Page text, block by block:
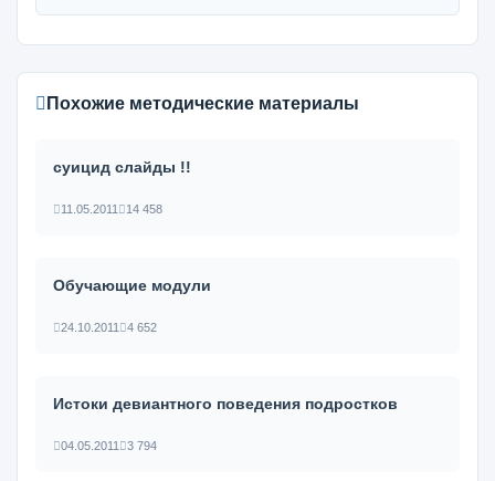
Похожие методические материалы
суицид слайды !!
11.05.2011 14 458
Обучающие модули
24.10.2011 4 652
Истоки девиантного поведения подростков
04.05.2011 3 794